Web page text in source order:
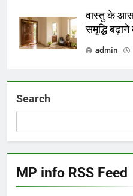
वास्तु के
समृद्धि
admin
Search
MP info RSS Feed